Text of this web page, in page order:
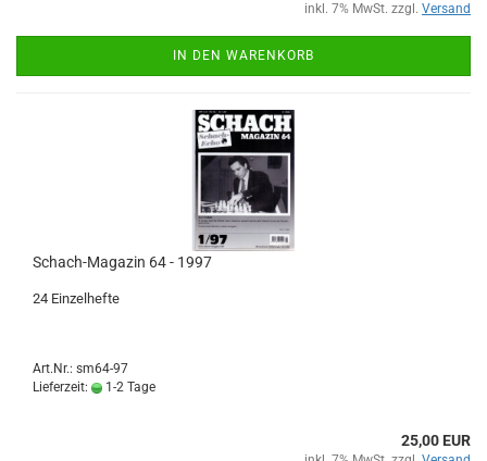
inkl. 7% MwSt. zzgl. Versand
IN DEN WARENKORB
Schach-Magazin 64 - 1997
24 Einzelhefte
Art.Nr.: sm64-97
Lieferzeit:
1-2 Tage
25,00 EUR